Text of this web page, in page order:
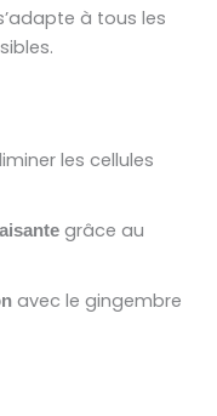
à tous les
les cellules
grâce au
avec le gingembre